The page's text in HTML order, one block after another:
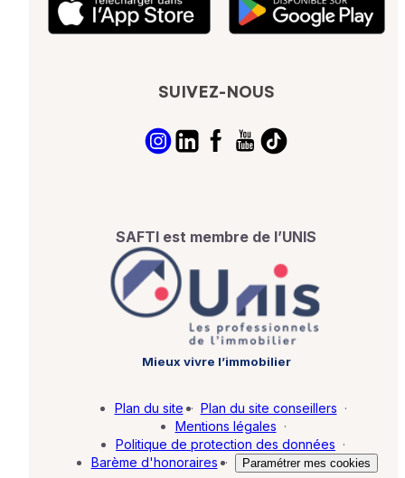
SUIVEZ-NOUS
SAFTI est membre de l’UNIS
Mieux vivre l’immobilier
Plan du site · Plan du site conseillers ·
Mentions légales ·
Politique de protection des données ·
Barème d'honoraires · Paramétrer mes cookies